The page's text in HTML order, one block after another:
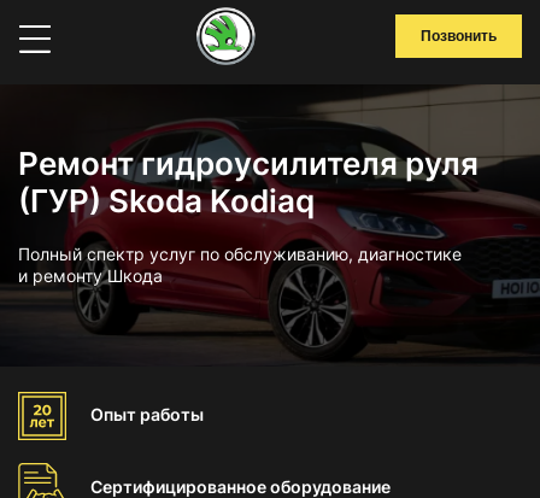
Позвонить
Ремонт гидроусилителя руля
(ГУР) Skoda Kodiaq
Полный спектр услуг по обслуживанию, диагностике
и ремонту Шкода
Опыт работы
Сертифицированноеоборудование